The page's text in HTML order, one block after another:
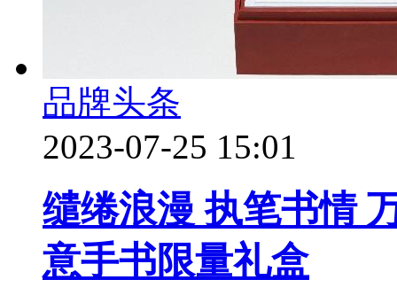
品牌头条
2023-07-25 15:01
缱绻浪漫 执笔书情
意手书限量礼盒